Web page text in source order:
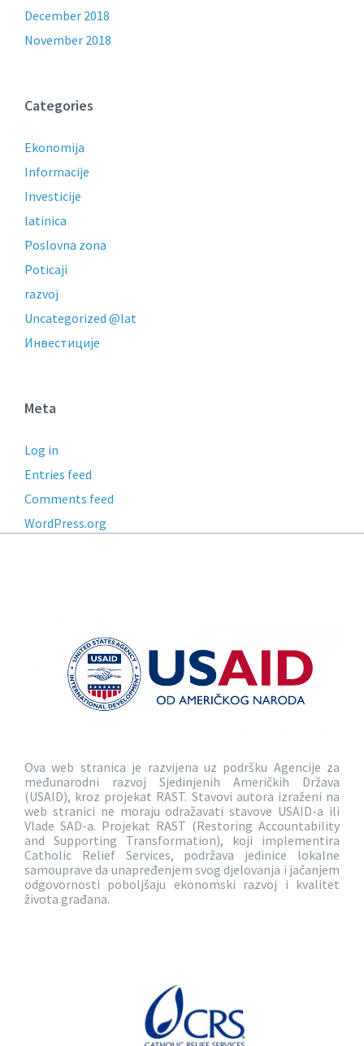
December 2018
November 2018
Categories
Ekonomija
Informacije
Investicije
latinica
Poslovna zona
Poticaji
razvoj
Uncategorized @lat
Инвестиције
Meta
Log in
Entries feed
Comments feed
WordPress.org
Ova web stranica je razvijena uz podršku Agencije za
međunarodni razvoj Sjedinjenih Američkih Država
(USAID), kroz projekat RAST. Stavovi autora izraženi na
web stranici ne moraju odražavati stavove USAID-a ili
Vlade SAD-a. Projekat RAST (Restoring Accountability
and Supporting Transformation), koji implementira
Catholic Relief Services, podržava jedinice lokalne
samouprave da unapređenjem svog djelovanja i jačanjem
odgovornosti poboljšaju ekonomski razvoj i kvalitet
života građana.